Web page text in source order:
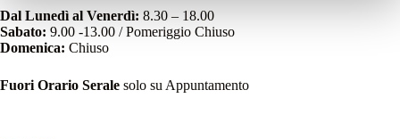
Dal Lunedì al Venerdì: 8.30 – 18.00
Sabato: 9.00 -13.00 / Pomeriggio Chiuso
Domenica: Chiuso
Fuori Orario Serale solo su Appuntamento